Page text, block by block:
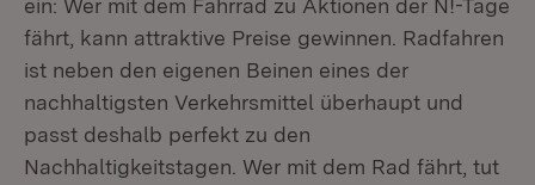
ein: Wer mit dem Fahrrad zu Aktionen der N!-Tage
fährt, kann attraktive Preise gewinnen. Radfahren
ist neben den eigenen Beinen eines der
nachhaltigsten Verkehrsmittel überhaupt und
passt deshalb perfekt zu den
Nachhaltigkeitstagen. Wer mit dem Rad fährt, tut